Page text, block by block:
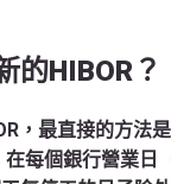
的HIBOR？
，最直接的方法
在每個銀行營業日